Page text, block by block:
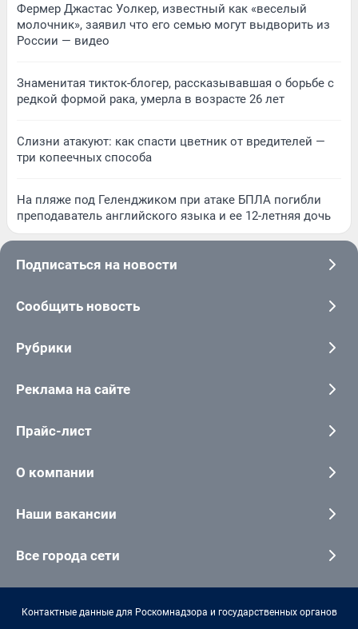
Фермер Джастас Уолкер, известный как «веселый
молочник», заявил что его семью могут выдворить из
России — видео
Знаменитая тикток-блогер, рассказывавшая о борьбе с
редкой формой рака, умерла в возрасте 26 лет
Слизни атакуют: как спасти цветник от вредителей —
три копеечных способа
На пляже под Геленджиком при атаке БПЛА погибли
преподаватель английского языка и ее 12-летняя дочь
Подписаться на новости
Сообщить новость
Рубрики
Реклама на сайте
Прайс-лист
О компании
Наши вакансии
Все города сети
Контактные данные для Роскомнадзора и государственных органов